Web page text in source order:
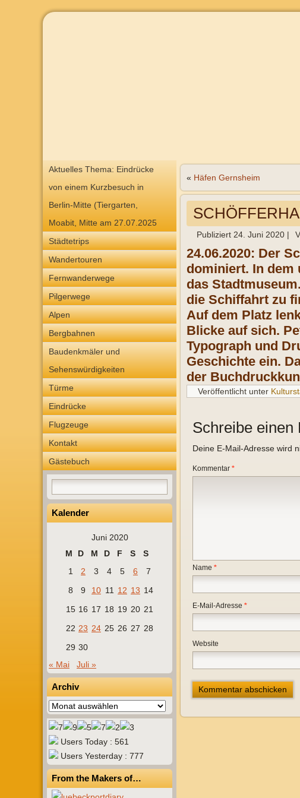
Aktuelles Thema: Eindrücke
von einem Kurzbesuch in
Berlin-Mitte (Tiergarten,
Moabit, Mitte am 27.07.2025
Städtetrips
Wandertouren
Fernwanderwege
Pilgerwege
Alpen
Bergbahnen
Baudenkmäler und
Sehenswürdigkeiten
Türme
Eindrücke
Flugzeuge
Kontakt
Gästebuch
Kalender
Juni 2020
M
D M D F S
S
1
2 3 4 5 6
7
8
9 10 11 12 13 14
15 16 17 18 19 20 21
22 23 24 25 26 27 28
29 30
« Mai
Juli »
Archiv
Archiv
Users Today : 561
Users Yesterday : 777
From the Makers of…
« Häfen Gernsheim
Publiziert 24. Juni 2020 |
24.06.2020: Der
dominiert. In dem
das
die Schiffahrt zu
Auf dem Platz
Blicke auf sich.
Typograph und
Geschichte ein.
der
Veröffentlicht unter
Schreibe einen
Deine E-Mail-Adresse wird
Kommentar *
Name *
E-Mail-Adresse *
Website